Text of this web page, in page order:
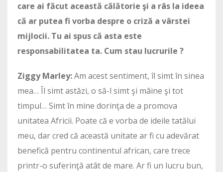
care ai făcut această călătorie şi a râs la ideea
că ar putea fi vorba despre o criză a vârstei
mijlocii. Tu ai spus că asta este
responsabilitatea ta. Cum stau lucrurile ?
Ziggy Marley:Am acest sentiment, îl simt în sinea
mea… Îl simt astăzi, o să-l simt şi mâine şi tot
timpul… Simt în mine dorinţa de a promova
unitatea Africii. Poate că e vorba de ideile tatălui
meu, dar cred că această unitate ar fi cu adevărat
benefică pentru continentul african, care trece
printr-o suferinţă atât de mare. Ar fi un lucru bun,